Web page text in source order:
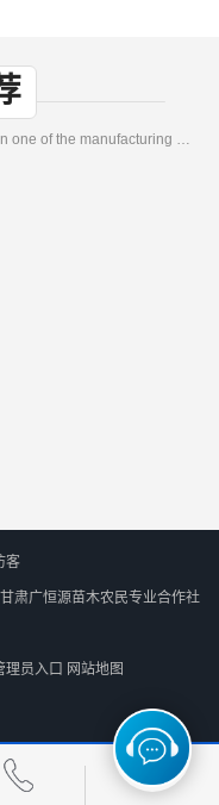
梭梭树苗|梭梭草|种植肉苁蓉专用梭梭树
客
甘肃广恒源苗木农民专业合作社
理员入口 网站地图